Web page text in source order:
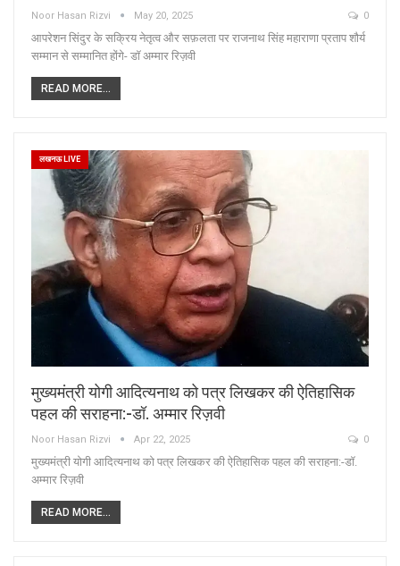
Noor Hasan Rizvi May 20, 2025 0
आपरेशन सिंदुर के सक्रिय नेतृत्व और सफ़लता पर राजनाथ सिंह महाराणा प्रताप शौर्य
सम्मान से सम्मानित होंगे- डॉ अम्मार रिज़वी
READ MORE...
लखनऊ LIVE
मुख्यमंत्री योगी आदित्यनाथ को पत्र लिखकर की ऐतिहासिक
पहल की सराहना:-डॉ. अम्मार रिज़वी
Noor Hasan Rizvi Apr 22, 2025 0
मुख्यमंत्री योगी आदित्यनाथ को पत्र लिखकर की ऐतिहासिक पहल की सराहना:-डॉ.
अम्मार रिज़वी
READ MORE...